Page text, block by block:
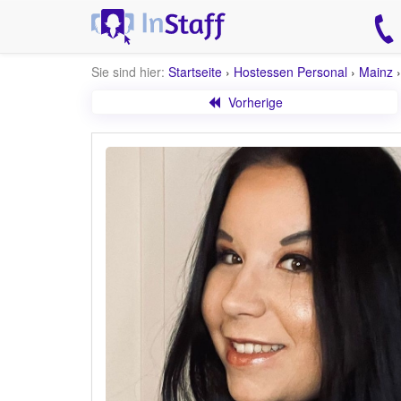
Sie sind hier: Startseite › Hostessen Personal › Mainz
Vorherige